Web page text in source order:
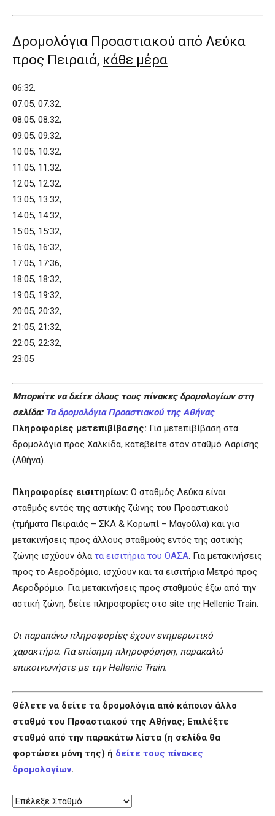
Δρομολόγια Προαστιακού από Λεύκα
προς Πειραιά, κάθε μέρα
06:32,
07:05, 07:32,
08:05, 08:32,
09:05, 09:32,
10:05, 10:32,
11:05, 11:32,
12:05, 12:32,
13:05, 13:32,
14:05, 14:32,
15:05, 15:32,
16:05, 16:32,
17:05, 17:36,
18:05, 18:32,
19:05, 19:32,
20:05, 20:32,
21:05, 21:32,
22:05, 22:32,
23:05
Μπορείτε να δείτε όλους τους πίνακες δρομολογίων στη
σελίδα: Τα δρομολόγια Προαστιακού της Αθήνας
Πληροφορίες μετεπιβίβασης: Για μετεπιβίβαση στα
δρομολόγια προς Χαλκίδα, κατεβείτε στον σταθμό Λαρίσης
(Αθήνα).
Πληροφορίες εισιτηρίων: Ο σταθμός Λεύκα είναι
σταθμός εντός της αστικής ζώνης του Προαστιακού
(τμήματα Πειραιάς – ΣΚΑ & Κορωπί – Μαγούλα) και για
μετακινήσεις προς άλλους σταθμούς εντός της αστικής
ζώνης ισχύουν όλα τα εισιτήρια του ΟΑΣΑ. Για μετακινήσεις
προς το Αεροδρόμιο, ισχύουν και τα εισιτήρια Μετρό προς
Αεροδρόμιο. Για μετακινήσεις προς σταθμούς έξω από την
αστική ζώνη, δείτε πληροφορίες στο site της Hellenic Train.
Οι παραπάνω πληροφορίες έχουν ενημερωτικό
χαρακτήρα. Για επίσημη πληροφόρηση, παρακαλώ
επικοινωνήστε με την Hellenic Train.
Θέλετε να δείτε τα δρομολόγια από κάποιον άλλο
σταθμό του Προαστιακού της Αθήνας; Επιλέξτε
σταθμό από την παρακάτω λίστα (η σελίδα θα
φορτώσει μόνη της) ή δείτε τους πίνακες
δρομολογίων.